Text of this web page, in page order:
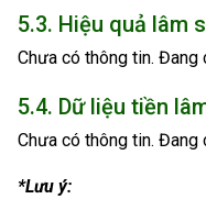
5.3. Hiệu quả lâm
Chưa có thông tin. Đang
5.4. Dữ liệu tiền
Chưa có thông tin. Đang
*Lưu ý: